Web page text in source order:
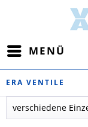
MENÜ
ERA VENTILE
verschiedene